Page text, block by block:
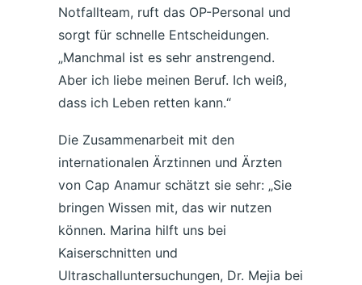
Notfallteam, ruft das OP-Personal und
sorgt für schnelle Entscheidungen.
„Manchmal ist es sehr anstrengend.
Aber ich liebe meinen Beruf. Ich weiß,
dass ich Leben retten kann.“
Die Zusammenarbeit mit den
internationalen Ärztinnen und Ärzten
von Cap Anamur schätzt sie sehr: „Sie
bringen Wissen mit, das wir nutzen
können. Marina hilft uns bei
Kaiserschnitten und
Ultraschalluntersuchungen, Dr. Mejia bei